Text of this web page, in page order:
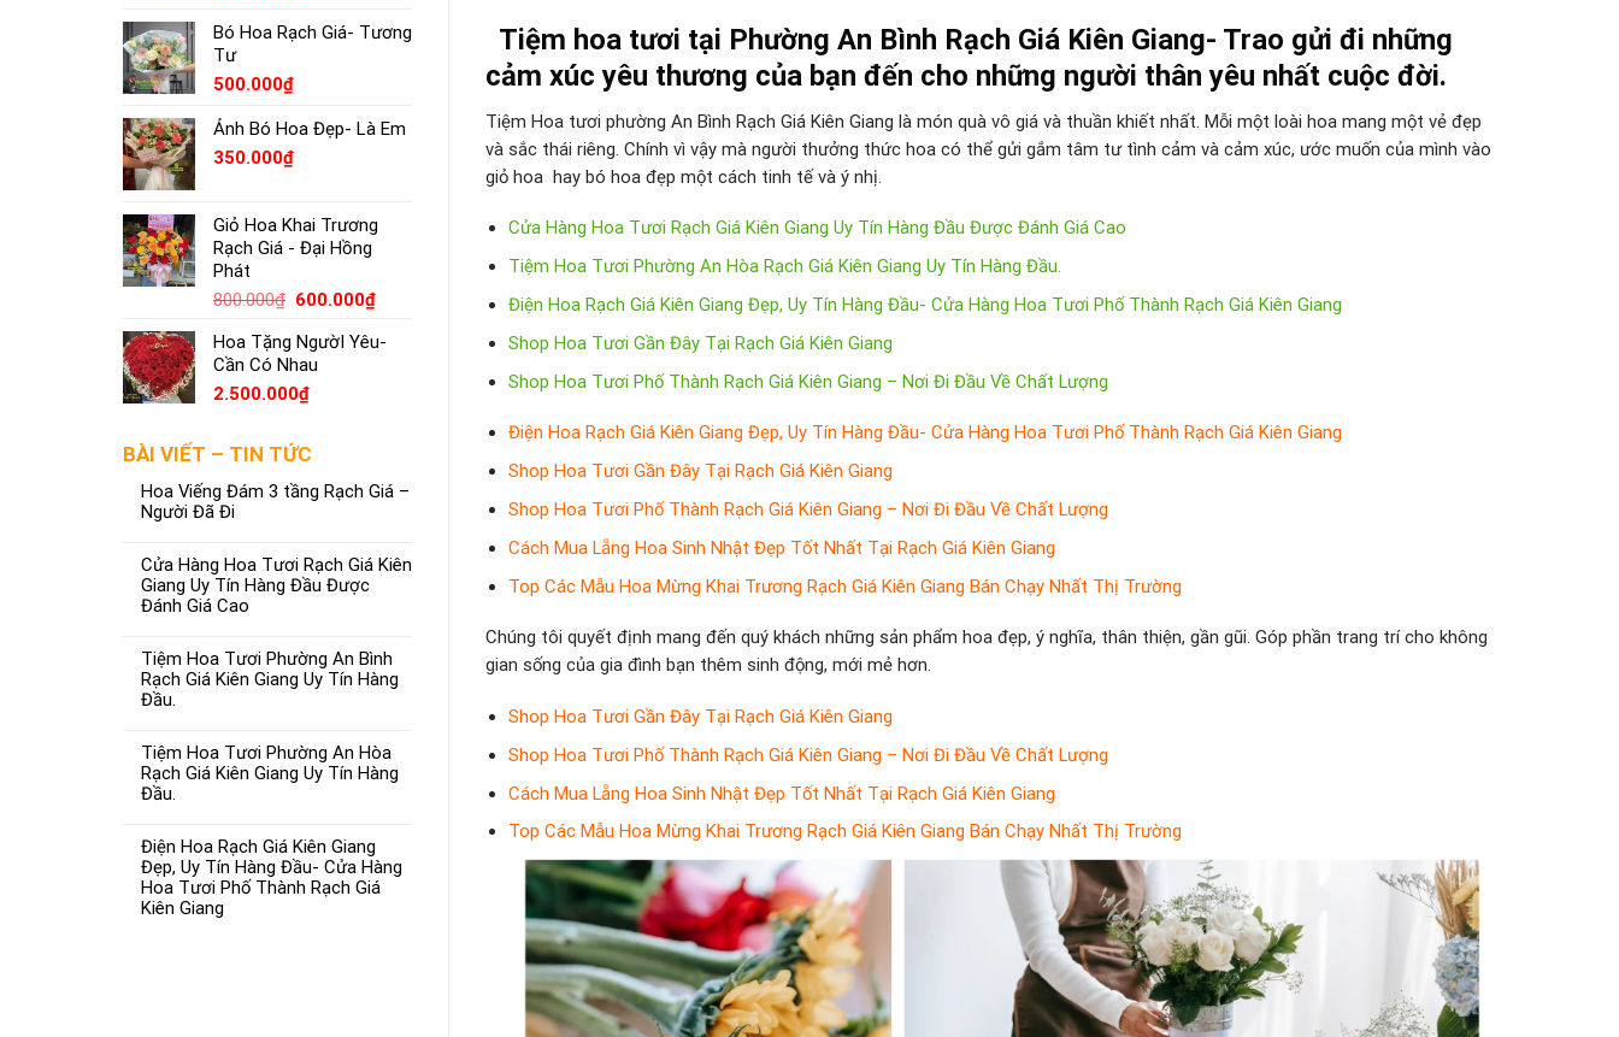
Bó Hoa Rạch Giá- Tương
Tư
500.000₫
Ảnh Bó Hoa Đẹp- Là Em
350.000₫
Giỏ Hoa Khai Trương
Rạch Giá - Đại Hồng
Phát
800.000₫ 600.000₫
Hoa Tặng NgườI Yêu-
Cần Có Nhau
2.500.000₫
BÀI VIẾT – TIN TỨC
Hoa Viếng Đám 3 tầng Rạch Giá –
Người Đã Đi
Cửa Hàng Hoa Tươi Rạch Giá Kiên
Giang Uy Tín Hàng Đầu Được
Đánh Giá Cao
Tiệm Hoa Tươi Phường An Bình
Rạch Giá Kiên Giang Uy Tín Hàng
Đầu.
Tiệm Hoa Tươi Phường An Hòa
Rạch Giá Kiên Giang Uy Tín Hàng
Đầu.
Điện Hoa Rạch Giá Kiên Giang
Đẹp, Uy Tín Hàng Đầu- Cửa Hàng
Hoa Tươi Phố Thành Rạch Giá
Kiên Giang
Tiệm hoa tươi tại Phường An Bình Rạch Giá Kiên Giang- Trao gửi đi những
cảm xúc yêu thương của bạn đến cho những người thân yêu nhất cuộc đời.
Tiệm Hoa tươi phường An Bình Rạch Giá Kiên Giang là món quà vô giá và thuần khiết nhất. Mỗi một loài hoa mang một vẻ đẹp
và sắc thái riêng. Chính vì vậy mà người thưởng thức hoa có thể gửi gắm tâm tư tình cảm và cảm xúc, ước muốn của mình vào
giỏ hoa hay bó hoa đẹp một cách tinh tế và ý nhị.
Cửa Hàng Hoa Tươi Rạch Giá Kiên Giang Uy Tín Hàng Đầu Được Đánh Giá Cao
Tiệm Hoa Tươi Phường An Hòa Rạch Giá Kiên Giang Uy Tín Hàng Đầu.
Điện Hoa Rạch Giá Kiên Giang Đẹp, Uy Tín Hàng Đầu- Cửa Hàng Hoa Tươi Phố Thành Rạch Giá Kiên Giang
Shop Hoa Tươi Gần Đây Tại Rạch Giá Kiên Giang
Shop Hoa Tươi Phố Thành Rạch Giá Kiên Giang – Nơi Đi Đầu Về Chất Lượng
Điện Hoa Rạch Giá Kiên Giang Đẹp, Uy Tín Hàng Đầu- Cửa Hàng Hoa Tươi Phố Thành Rạch Giá Kiên Giang
Shop Hoa Tươi Gần Đây Tại Rạch Giá Kiên Giang
Shop Hoa Tươi Phố Thành Rạch Giá Kiên Giang – Nơi Đi Đầu Về Chất Lượng
Cách Mua Lẵng Hoa Sinh Nhật Đẹp Tốt Nhất Tại Rạch Giá Kiên Giang
Top Các Mẫu Hoa Mừng Khai Trương Rạch Giá Kiên Giang Bán Chạy Nhất Thị Trường
Chúng tôi quyết định mang đến quý khách những sản phẩm hoa đẹp, ý nghĩa, thân thiện, gần gũi. Góp phần trang trí cho không
gian sống của gia đình bạn thêm sinh động, mới mẻ hơn.
Shop Hoa Tươi Gần Đây Tại Rạch Giá Kiên Giang
Shop Hoa Tươi Phố Thành Rạch Giá Kiên Giang – Nơi Đi Đầu Về Chất Lượng
Cách Mua Lẵng Hoa Sinh Nhật Đẹp Tốt Nhất Tại Rạch Giá Kiên Giang
Top Các Mẫu Hoa Mừng Khai Trương Rạch Giá Kiên Giang Bán Chạy Nhất Thị Trường